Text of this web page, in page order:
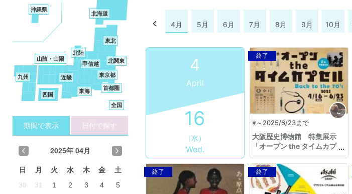
北海道
東北
北関東
東京都
首都圏
甲信越
東海
北陸
近畿
山陰・山陽
四国
九州
沖縄県
全国
期間で表示 日付で探す
2025年 04月
日 月 火 水 木 金
土
30
31 1 2 3 4
5
1月
2025年
3月 4月 5月 6月 7月 8月 9月 10月
4
April
16
（水）
Wed.
終了
※～2025/6/23まで
大阪歴史博物館 特集展示
「オープン the タイムカプ
終了 終了